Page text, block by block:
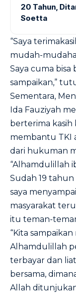
20 Tahun,
Soetta
“Saya
mudah-
Saya cuma bisa
sampaikan,”
Sementara,
Ida Fauziyah
berterima kasih
membantu TKI
dari hukuman
“Alhamdulillah
Sudah 19
saya
masyarakat
itu teman-
“Kita
Alhamdulillah
terbayar dan
bersama,
Allah